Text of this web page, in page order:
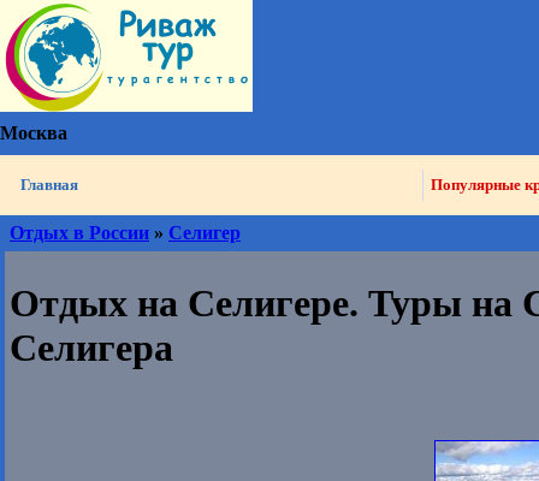
Москва
Главная Популярные
Отдых в России » Селигер
Отдых на Селигере. Туры на
Селигера